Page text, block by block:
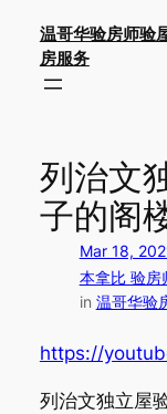
content
温哥华验房师验
房服务
列治文
子的阁
Mar 18,
本拿比 验
in 温哥华验
https://
列治文独立屋